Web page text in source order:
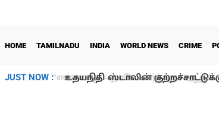
HOME TAMILNADU INDIA WORLD NEWS CRIME
JUST NOW : உதயநிதி ஸ்டாலின்